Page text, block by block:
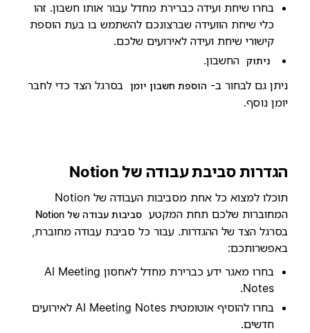
בחרו שיחת ועידה כברירת מחדל עבור אותו חשבון. זהו
כלי שיחת הוועידה שברצונכם להשתמש בו בעת הוספת
קישורי שיחת ועידה לאירועים שלכם.
ניתוק החשבון.
ניתן גם לבחור ב- הוספת חשבון יומן
בסרגל הצד כדי לחבר
יומן נוסף.
הגדרות סביבת עבודה של Notion
תוכלו למצוא כל אחת מסביבות העבודה של Notion
המחוברות שלכם תחת המקטע סביבות עבודה של Notion
בסרגל הצד של ההגדרות. עבור כל סביבת עבודה מחוברת,
באפשרותכם:
בחרו מאגר ידע כברירת מחדל לאחסון AI Meeting
Notes.
בחרו להוסיף אוטומטית AI Meeting Notes לאירועים
חדשים.